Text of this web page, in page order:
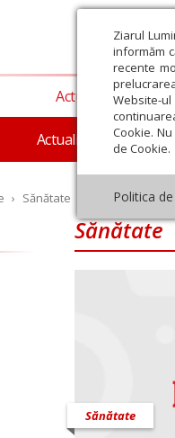
Ziarul
informăm
recente
Website-
Cookie.
de Cookie.
Politica
Actualitate
Actualitate socială
› Sănătate
Sănătate
Sănătate